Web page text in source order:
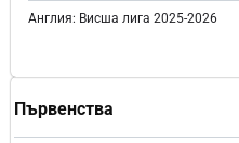
Първенства
Англия: Висша лига 2025-2026